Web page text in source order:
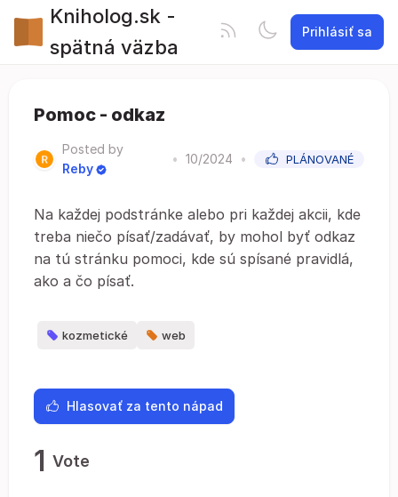
Kniholog.sk -
spätná väzba
Prihlásiť sa
Pomoc - odkaz
Posted by
Reby
• 10/2024 • PLÁNOVANÉ
Na každej podstránke alebo pri každej akcii, kde
treba niečo písať/zadávať, by mohol byť odkaz
na tú stránku pomoci, kde sú spísané pravidlá,
ako a čo písať.
kozmetické web
Hlasovať za tento nápad
1 Vote